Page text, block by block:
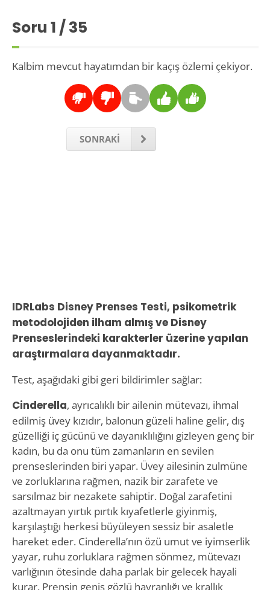
Soru 1 / 35
Kalbim mevcut hayatımdan bir kaçış özlemi çekiyor.
SONRAKİ
IDRLabs Disney Prenses Testi, psikometrik
metodolojiden ilham almış ve Disney
Prenseslerindeki karakterler üzerine yapılan
araştırmalara dayanmaktadır.
Test, aşağıdaki gibi geri bildirimler sağlar:
Cinderella, ayrıcalıklı bir ailenin mütevazı, ihmal
edilmiş üvey kızıdır, balonun güzeli haline gelir, dış
güzelliği iç gücünü ve dayanıklılığını gizleyen genç bir
kadın, bu da onu tüm zamanların en sevilen
prenseslerinden biri yapar. Üvey ailesinin zulmüne
ve zorluklarına rağmen, nazik bir zarafete ve
sarsılmaz bir nezakete sahiptir. Doğal zarafetini
azaltmayan yırtık pırtık kıyafetlerle giyinmiş,
karşılaştığı herkesi büyüleyen sessiz bir asaletle
hareket eder. Cinderella’nın özü umut ve iyimserlik
yayar, ruhu zorluklara rağmen sönmez, mütevazı
varlığının ötesinde daha parlak bir gelecek hayali
kurar. Prensin geniş gözlü hayranlığı ve krallık